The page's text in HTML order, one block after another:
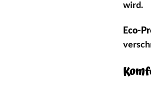
wird.
Eco-